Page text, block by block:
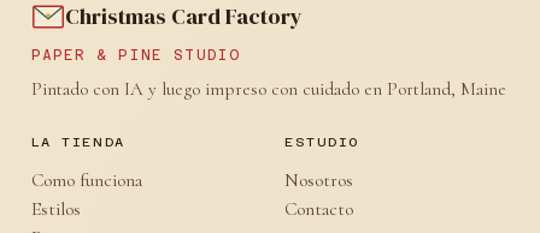
Christmas Card Factory
PAPER & PINE STUDIO
Pintado con IA y luego impreso con cuidado en Portland, Maine
LA TIENDA
Como funciona
Estilos
ESTUDIO
Nosotros
Contacto